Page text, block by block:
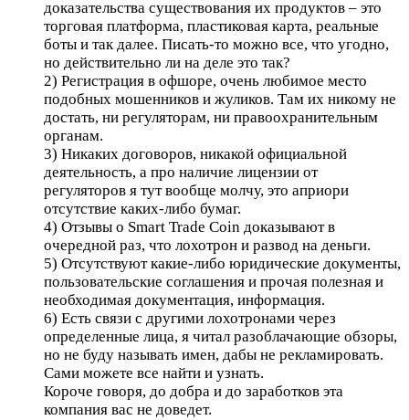
доказательства существования их продуктов – это
торговая платформа, пластиковая карта, реальные
боты и так далее. Писать-то можно все, что угодно,
но действительно ли на деле это так?
2) Регистрация в офшоре, очень любимое место
подобных мошенников и жуликов. Там их никому не
достать, ни регуляторам, ни правоохранительным
органам.
3) Никаких договоров, никакой официальной
деятельность, а про наличие лицензии от
регуляторов я тут вообще молчу, это априори
отсутствие каких-либо бумаг.
4) Отзывы о Smart Trade Coin доказывают в
очередной раз, что лохотрон и развод на деньги.
5) Отсутствуют какие-либо юридические документы,
пользовательские соглашения и прочая полезная и
необходимая документация, информация.
6) Есть связи с другими лохотронами через
определенные лица, я читал разоблачающие обзоры,
но не буду называть имен, дабы не рекламировать.
Сами можете все найти и узнать.
Короче говоря, до добра и до заработков эта
компания вас не доведет.